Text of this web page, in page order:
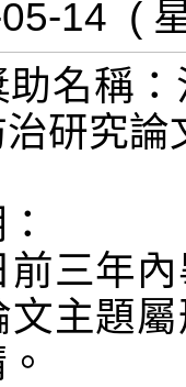
名稱
研究論
前三年
文主題